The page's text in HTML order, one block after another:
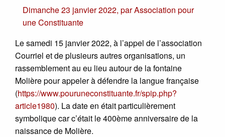
Dimanche 23 janvier 2022, parAssociation pour
une Constituante
Le samedi 15 janvier 2022, à l’appel de l’association
Courriel et de plusieurs autres organisations, un
rassemblement au eu lieu autour de la fontaine
Molière pour appeler à défendre la langue française
(https://www.pouruneconstituante.fr/spip.php?
article1980). La date en était particulièrement
symbolique car c’était le 400ème anniversaire de la
naissance de Molière.